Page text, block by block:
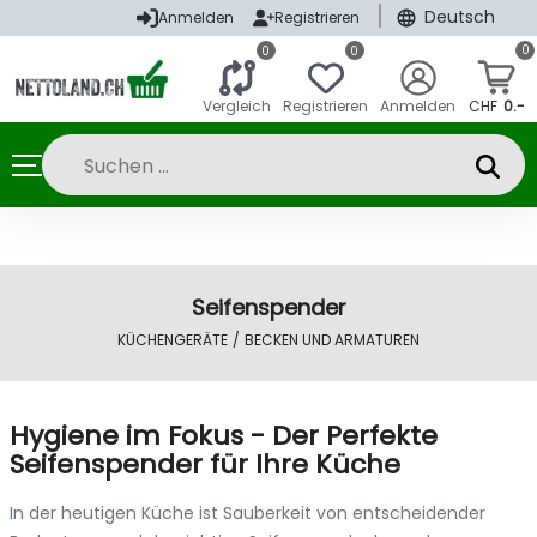
Anmelden Registrieren Deutsch
0
Vergleich
0
Registrieren Anmelden
0
CHF 0.-
Seifenspender
KÜCHENGERÄTE / BECKEN UND ARMATUREN
Hygiene im Fokus - Der Perfekte
Seifenspender für Ihre Küche
In der heutigen Küche ist Sauberkeit von entscheidender